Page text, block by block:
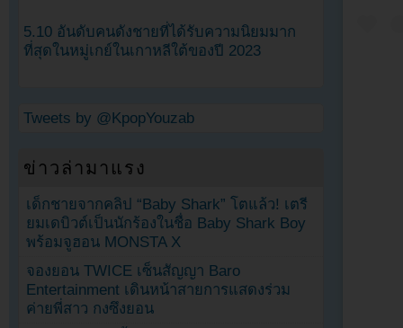
5.10 อันดับคนดังชายที่ได้รับความนิยมมาก
ที่สุดในหมู่เกย์ในเกาหลีใต้ของปี 2023
Tweets by @KpopYouzab
ข่าวล่ามาแรง
เด็กชายจากคลิป “Baby Shark” โตแล้ว! เตรี
ยมเดบิวต์เป็นนักร้องในชื่อ Baby Shark Boy
พร้อมจูฮอน MONSTA X
จองยอน TWICE เซ็นสัญญา Baro
Entertainment เดินหน้าสายการแสดงร่วม
ค่ายพี่สาว กงซึงยอน